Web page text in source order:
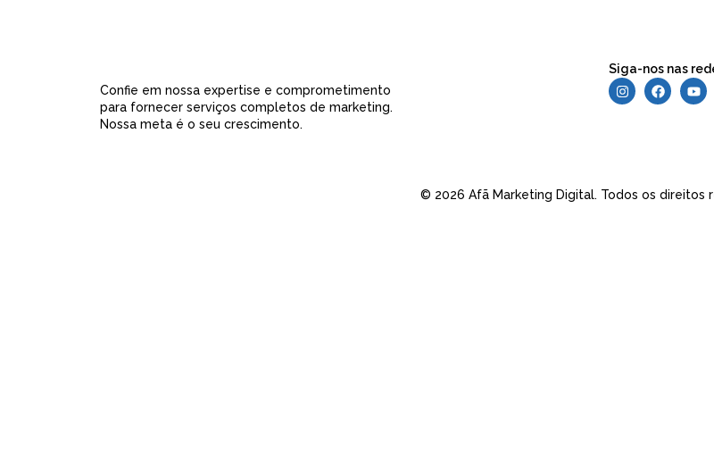
Confie em nossa expertise e comprometimento
para fornecer serviços completos de marketing.
Nossa meta é o seu crescimento.
Siga-nos nas
© 2026 Afã Marketing Digital. Todos os direitos